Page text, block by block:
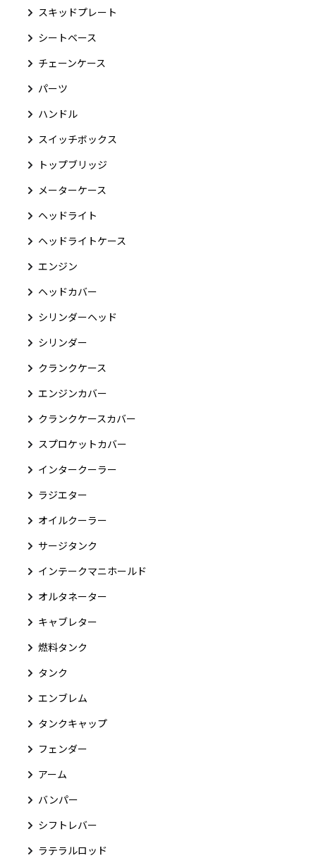
スキッドプレート
シートベース
チェーンケース
パーツ
ハンドル
スイッチボックス
トップブリッジ
メーターケース
ヘッドライト
ヘッドライトケース
エンジン
ヘッドカバー
シリンダーヘッド
シリンダー
クランクケース
エンジンカバー
クランクケースカバー
スプロケットカバー
インタークーラー
ラジエター
オイルクーラー
サージタンク
インテークマニホールド
オルタネーター
キャブレター
燃料タンク
タンク
エンブレム
タンクキャップ
フェンダー
アーム
バンパー
シフトレバー
ラテラルロッド